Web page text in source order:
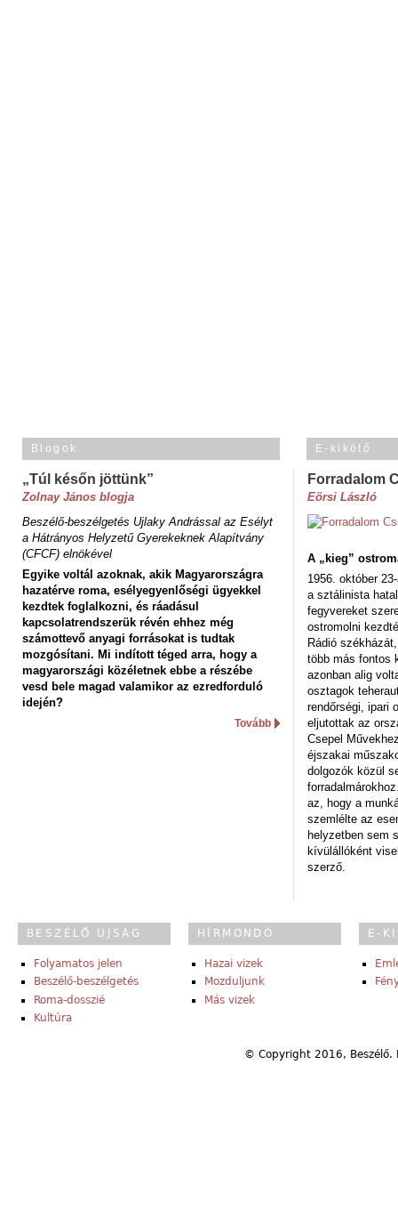
Blogok
„Túl későn jöttünk”
Zolnay János blogja
Beszélő-beszélgetés Ujlaky Andrással az Esélyt
a Hátrányos Helyzetű Gyerekeknek Alapítvány
(CFCF) elnökével
Egyike voltál azoknak, akik Magyarországra
hazatérve roma, esélyegyenlőségi ügyekkel
kezdtek foglalkozni, és ráadásul
kapcsolatrendszerük révén ehhez még
számottevő anyagi forrásokat is tudtak
mozgósítani. Mi indított téged arra, hogy a
magyarországi közéletnek ebbe a részébe
vesd bele magad valamikor az ezredforduló
idején?
Tovább
E-kikötő
Forradalom
Eörsi László
A „kieg”
1956. október
a sztálinista
fegyvereket
ostromolni
Rádió
több más fontos
azonban alig
osztagok
rendőrségi, ipari
eljutottak az
Csepel
éjszakai
dolgozók közül
az, hogy a
szemlélte az
helyzetben sem
kívülállóként
szerző.
BESZÉLŐ ÚJSÁG
Folyamatos jelen
Beszélő-beszélgetés
Roma-dosszié
Kultúra
HÍRMONDÓ
Hazai vizek
Mozduljunk
Más vizek
E-
© Copyright 2016,